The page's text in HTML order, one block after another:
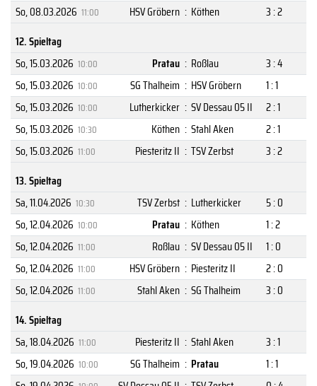
So, 08.03.2026 11:00 HSV Gröbern : Köthen
3 : 2
12. Spieltag
So, 15.03.2026 10:00 Pratau : Roßlau
3 : 4
So, 15.03.2026 10:00 SG Thalheim : HSV Gröbern
1 : 1
So, 15.03.2026 10:00 Lutherkicker : SV Dessau 05 II
2 : 1
So, 15.03.2026 10:30 Köthen : Stahl Aken
2 : 1
So, 15.03.2026 11:00 Piesteritz II : TSV Zerbst
3 : 2
13. Spieltag
Sa, 11.04.2026 10:30 TSV Zerbst : Lutherkicker
5 : 0
So, 12.04.2026 10:00 Pratau : Köthen
1 : 2
So, 12.04.2026 11:00 Roßlau : SV Dessau 05 II
1 : 0
So, 12.04.2026 11:00 HSV Gröbern : Piesteritz II
2 : 0
So, 12.04.2026 11:00 Stahl Aken : SG Thalheim
3 : 0
14. Spieltag
Sa, 18.04.2026 11:00 Piesteritz II : Stahl Aken
3 : 1
So, 19.04.2026 10:00 SG Thalheim : Pratau
1 : 1